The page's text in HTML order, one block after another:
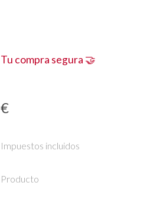
Tu compra segura 🤝
€
Impuestos incluidos
Producto